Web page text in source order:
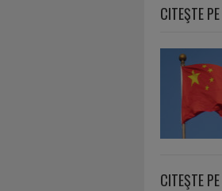
CITEŞTE
CITEŞTE